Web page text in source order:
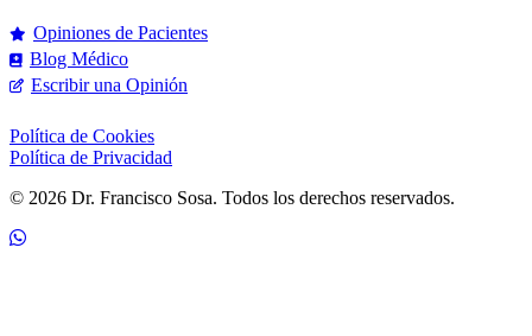
Opiniones de Pacientes
Blog Médico
Escribir una Opinión
Política de Cookies
Política de Privacidad
© 2026 Dr. Francisco Sosa. Todos los derechos reservados.